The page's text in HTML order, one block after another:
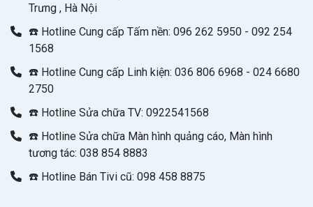
Trưng , Hà Nội
☎️ Hotline Cung cấp Tấm nền: 096 262 5950 - 092 254
1568
☎️ Hotline Cung cấp Linh kiện: 036 806 6968 - 024 6680
2750
☎️ Hotline Sửa chữa TV: 0922541568
☎️ Hotline Sửa chữa Màn hình quảng cáo, Màn hình
tương tác: 038 854 8883
☎️ Hotline Bán Tivi cũ: 098 458 8875